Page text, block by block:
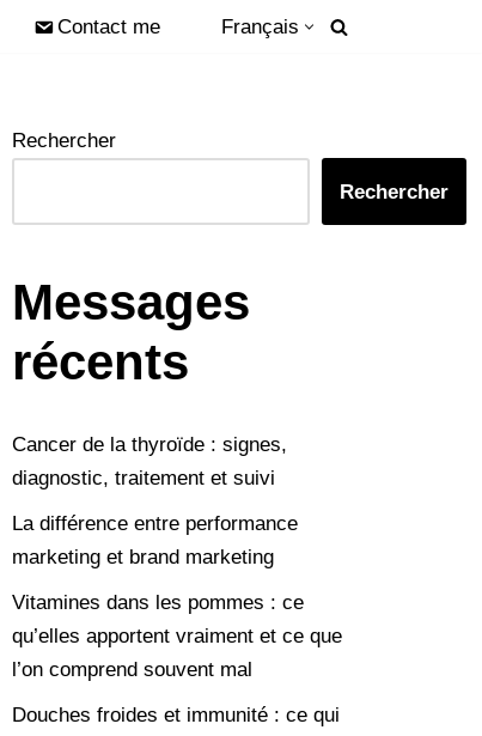
Contact me Français
Rechercher
Rechercher
Messages
récents
Cancer de la thyroïde : signes,
diagnostic, traitement et suivi
La différence entre performance
marketing et brand marketing
Vitamines dans les pommes : ce
qu’elles apportent vraiment et ce que
l’on comprend souvent mal
Douches froides et immunité : ce qui